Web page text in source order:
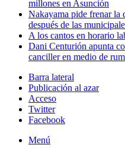
millones en Asunción
Nakayama pide frenar la
después de las
A los cantos en horario
Dani Centurión apunta
canciller en medio de
Barra lateral
Publicación al azar
Acceso
Twitter
Facebook
Menú